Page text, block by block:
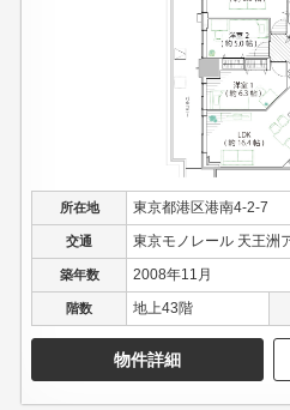
所在地 東京都港区港南4-2-7
交通 東京モノレール 天王洲
築年数 2008年11月
階数 地上43階
物件詳細